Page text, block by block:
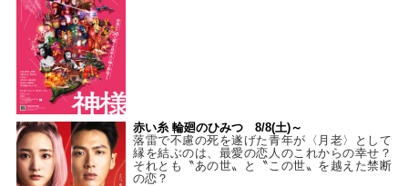
赤い糸 輪廻のひみつ 8/8(土)～
落雷で不慮の死を遂げた青年が〈月老〉として
縁を結ぶのは、最愛の恋人のこれからの幸せ？
それとも〝あの世〟と〝この世〟を越えた禁断
の恋？